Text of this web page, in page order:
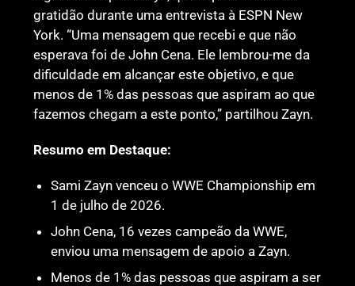
gratidão durante uma entrevista à ESPN New
York. “Uma mensagem que recebi e que não
esperava foi de John Cena. Ele lembrou-me da
dificuldade em alcançar este objetivo, e que
menos de 1% das pessoas que aspiram ao que
fazemos chegam a este ponto,” partilhou Zayn.
Resumo em Destaque:
Sami Zayn venceu o WWE Championship em
1 de julho de 2026.
John Cena, 16 vezes campeão da WWE,
enviou uma mensagem de apoio a Zayn.
Menos de 1% das pessoas que aspiram a ser